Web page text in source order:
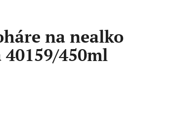
na nealko
450ml